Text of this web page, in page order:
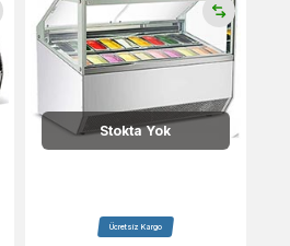
Stokta Yok
Ücretsiz Kargo